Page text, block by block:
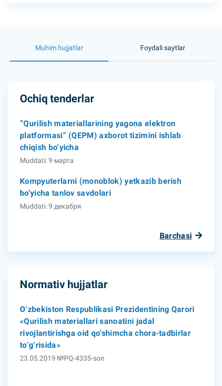
Muhim hujjatlar Foydali saytlar
Ochiq tenderlar
“Qurilish materiallarining yagona elektron
platformasi” (QEPM) axborot tizimini ishlab
chiqish bo‘yicha
Muddati: 9 марта
Kompyuterlarni (monoblok) yetkazib berish
bo'yicha tanlov savdolari
Muddati: 9 декабря
Barchasi
Normativ hujjatlar
O‘zbekiston Respublikasi Prezidentining Qarori
«Qurilish materiallari sanoatini jadal
rivojlantirishga oid qo‘shimcha chora-tadbirlar
to‘g‘risida»
23.05.2019 №PQ-4335-son